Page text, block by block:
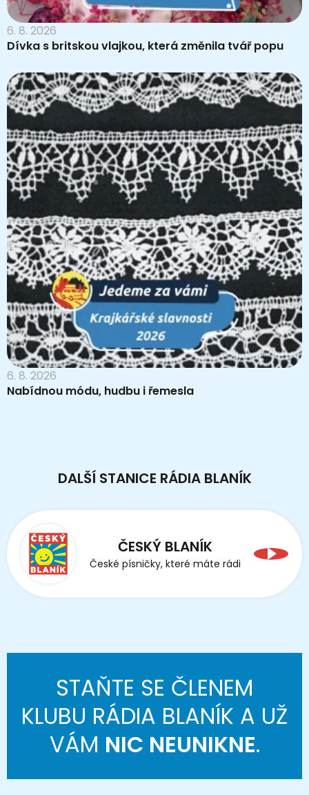
6. 8. 2026
Dívka s britskou vlajkou, která změnila tvář popu
6. 8. 2026
Nabídnou módu, hudbu i řemesla
DALŠÍ STANICE RÁDIA BLANÍK
ČESKÝ BLANÍK
České písničky, které máte rádi
STAŇTE SE ČLENEM
KLUBU RÁDIA BLANÍK A UŽ
VÁM NIC NEUNIKNE.